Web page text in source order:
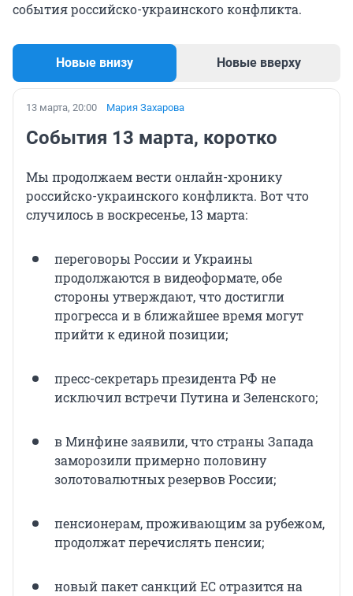
события российско-украинского конфликта.
Новые внизу Новые вверху
13 марта, 20:00 Мария Захарова
События 13 марта, коротко
Мы продолжаем вести онлайн-хронику
российско-украинского конфликта. Вот что
случилось в воскресенье, 13 марта:
переговоры России и Украины
продолжаются в видеоформате, обе
стороны утверждают, что достигли
прогресса и в ближайшее время могут
прийти к единой позиции;
пресс-секретарь президента РФ не
исключил встречи Путина и Зеленского;
в Минфине заявили, что страны Запада
заморозили примерно половину
золотовалютных резервов России;
пенсионерам, проживающим за рубежом,
продолжат перечислять пенсии;
новый пакет санкций ЕС отразится на